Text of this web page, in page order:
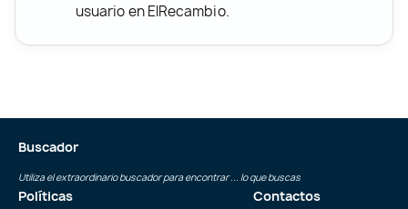
usuario en ElRecambio.
Buscador
Utiliza el extraordinario buscador para encontrar ... lo que buscas
Políticas Contactos